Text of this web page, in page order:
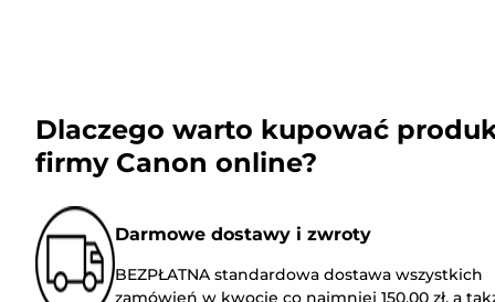
Dlaczego warto kupować
firmy Canon online?
Darmowe dostawy i zwroty
BEZPŁATNA standardowa dostawa wszystkich
zamówień w kwocie co najmniej 150,00 zł, a